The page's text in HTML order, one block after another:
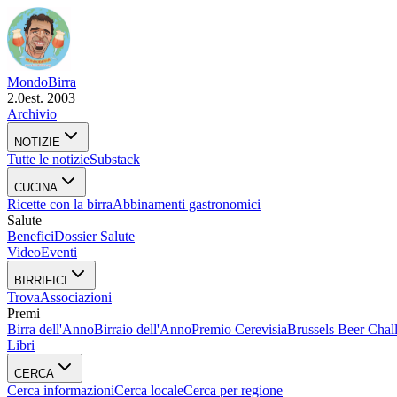
MondoBirra
2.0est. 2003
Archivio
NOTIZIE
Tutte le notizieSubstack
CUCINA
Ricette con la birraAbbinamenti gastronomici
Salute
BeneficiDossier Salute
VideoEventi
BIRRIFICI
TrovaAssociazioni
Premi
Birra dell'AnnoBirraio dell'AnnoPremio CerevisiaBrussels Beer
Libri
CERCA
Cerca informazioniCerca localeCerca per regione